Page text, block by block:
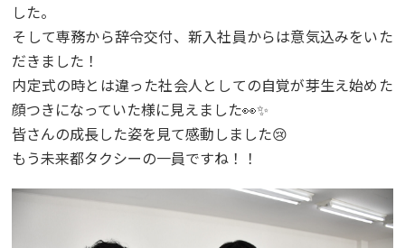
した。
そして専務から辞令交付、新入社員からは意気込みをいた
だきました！
内定式の時とは違った社会人としての自覚が芽生え始めた
顔つきになっていた様に見えました👀✨
皆さんの成長した姿を見て感動しました😢
もう未来都タクシーの一員ですね！！